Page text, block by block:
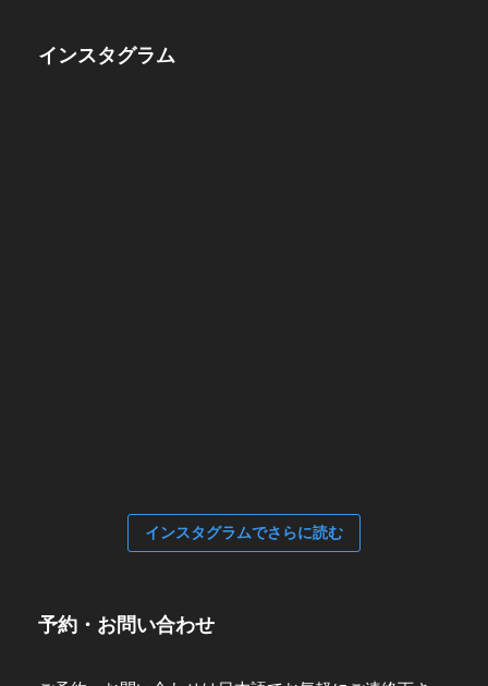
インスタグラム
インスタグラムでさらに読む
予約・お問い合わせ